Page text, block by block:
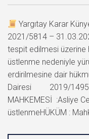
Yargıtay Karar
2021/5814 –
tespit edilmesi üzerine
üstlenme nedeniyle
erdirilmesine dair
Dairesi 2019/1495
MAHKEMESİ :Asliye
üstlenmeHÜKÜM :